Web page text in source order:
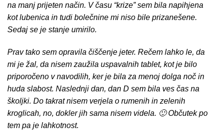
na manj prijeten način. V času “krize” sem bila napihjena
kot lubenica in tudi bolečnine mi niso bile prizanešene.
Sedaj se je stanje umirilo.
Prav tako sem opravila čiščenje jeter. Rečem lahko le, da
mi je žal, da nisem zaužila uspavalnih tablet, kot je bilo
priporočeno v navodilih, ker je bila za menoj dolga noč in
huda slabost. Naslednji dan, dan D sem bila ves čas na
školjki. Do takrat nisem verjela o rumenih in zelenih
kroglicah, no, dokler jih sama nisem videla. 🙂 Občutek po
tem pa je lahkotnost.